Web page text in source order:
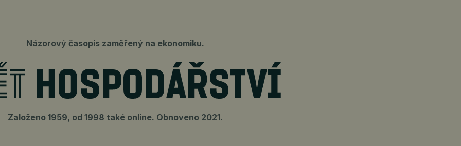
Názorový časopis zaměřený na ekonomiku.
Založeno 1959, od 1998 také online. Obnoveno 2021.